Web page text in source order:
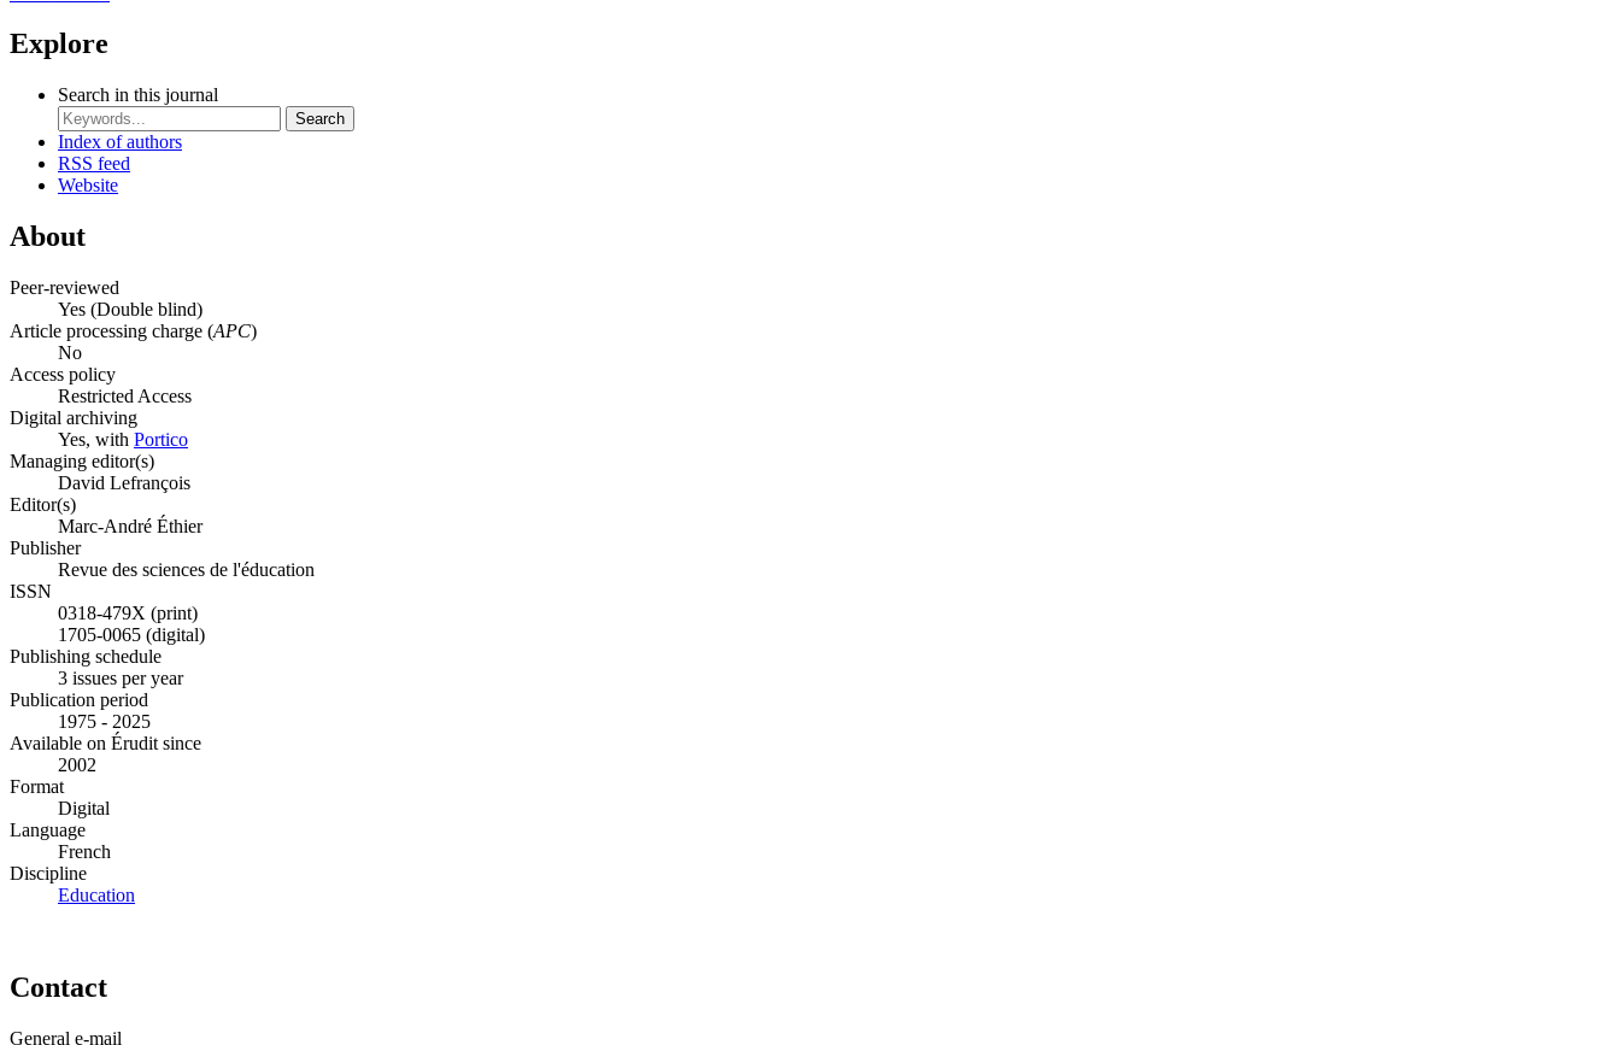
Explore
Search in this journal
Search
Index of authors
RSS feed
Website
About
Peer-reviewed
Yes (Double blind)
Article processing charge (APC)
No
Access policy
Restricted Access
Digital archiving
Yes, with Portico
Managing editor(s)
David Lefrançois
Editor(s)
Marc-André Éthier
Publisher
Revue des sciences de l'éducation
ISSN
0318-479X (print)
1705-0065 (digital)
Publishing schedule
3 issues per year
Publication period
1975 - 2025
Available on Érudit since
2002
Format
Digital
Language
French
Discipline
Education
Contact
General e-mail